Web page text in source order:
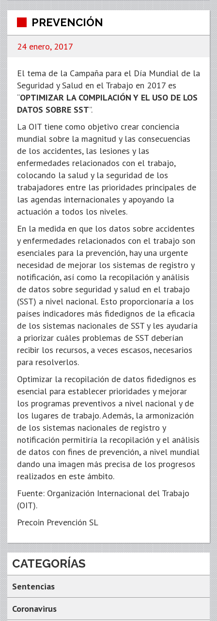
PREVENCIÓN
24 enero, 2017
El tema de la Campaña para el Día Mundial de la
Seguridad y Salud en el Trabajo en 2017 es
“OPTIMIZAR LA COMPILACIÓN Y EL USO DE LOS
DATOS SOBRE SST”.
La OIT tiene como objetivo crear conciencia
mundial sobre la magnitud y las consecuencias
de los accidentes, las lesiones y las
enfermedades relacionados con el trabajo,
colocando la salud y la seguridad de los
trabajadores entre las prioridades principales de
las agendas internacionales y apoyando la
actuación a todos los niveles.
En la medida en que los datos sobre accidentes
y enfermedades relacionados con el trabajo son
esenciales para la prevención, hay una urgente
necesidad de mejorar los sistemas de registro y
notificación, así como la recopilación y análisis
de datos sobre seguridad y salud en el trabajo
(SST) a nivel nacional. Esto proporcionaría a los
países indicadores más fidedignos de la eficacia
de los sistemas nacionales de SST y les ayudaría
a priorizar cuáles problemas de SST deberían
recibir los recursos, a veces escasos, necesarios
para resolverlos.
Optimizar la recopilación de datos fidedignos es
esencial para establecer prioridades y mejorar
los programas preventivos a nivel nacional y de
los lugares de trabajo. Además, la armonización
de los sistemas nacionales de registro y
notificación permitiría la recopilación y el análisis
de datos con fines de prevención, a nivel mundial
dando una imagen más precisa de los progresos
realizados en este ámbito.
Fuente: Organización Internacional del Trabajo
(OIT).
Precoin Prevención SL
CATEGORÍAS
Sentencias
Coronavirus